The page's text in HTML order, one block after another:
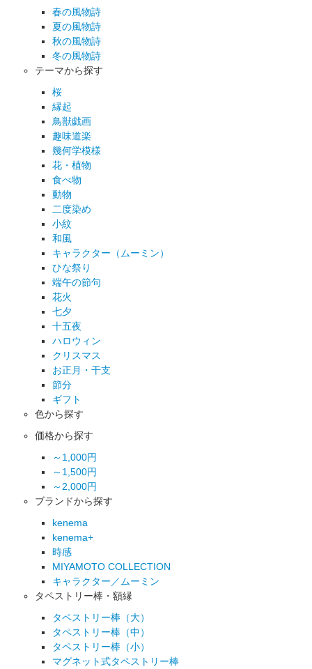
春の風物詩
夏の風物詩
秋の風物詩
冬の風物詩
テーマから探す
桜
縁起
鳥獣戯画
趣味道楽
幾何学模様
花・植物
食べ物
動物
二度染め
小紋
和風
キャラクター（ムーミン）
ひな祭り
端午の節句
花火
七夕
十五夜
ハロウィン
クリスマス
お正月・干支
節分
ギフト
色から探す
価格から探す
～1,000円
～1,500円
～2,000円
ブランドから探す
kenema
kenema+
時感
MIYAMOTO COLLECTION
キャラクター／ムーミン
タペストリー棒・額縁
タペストリー棒（大）
タペストリー棒（中）
タペストリー棒（小）
マグネット式タペストリー棒